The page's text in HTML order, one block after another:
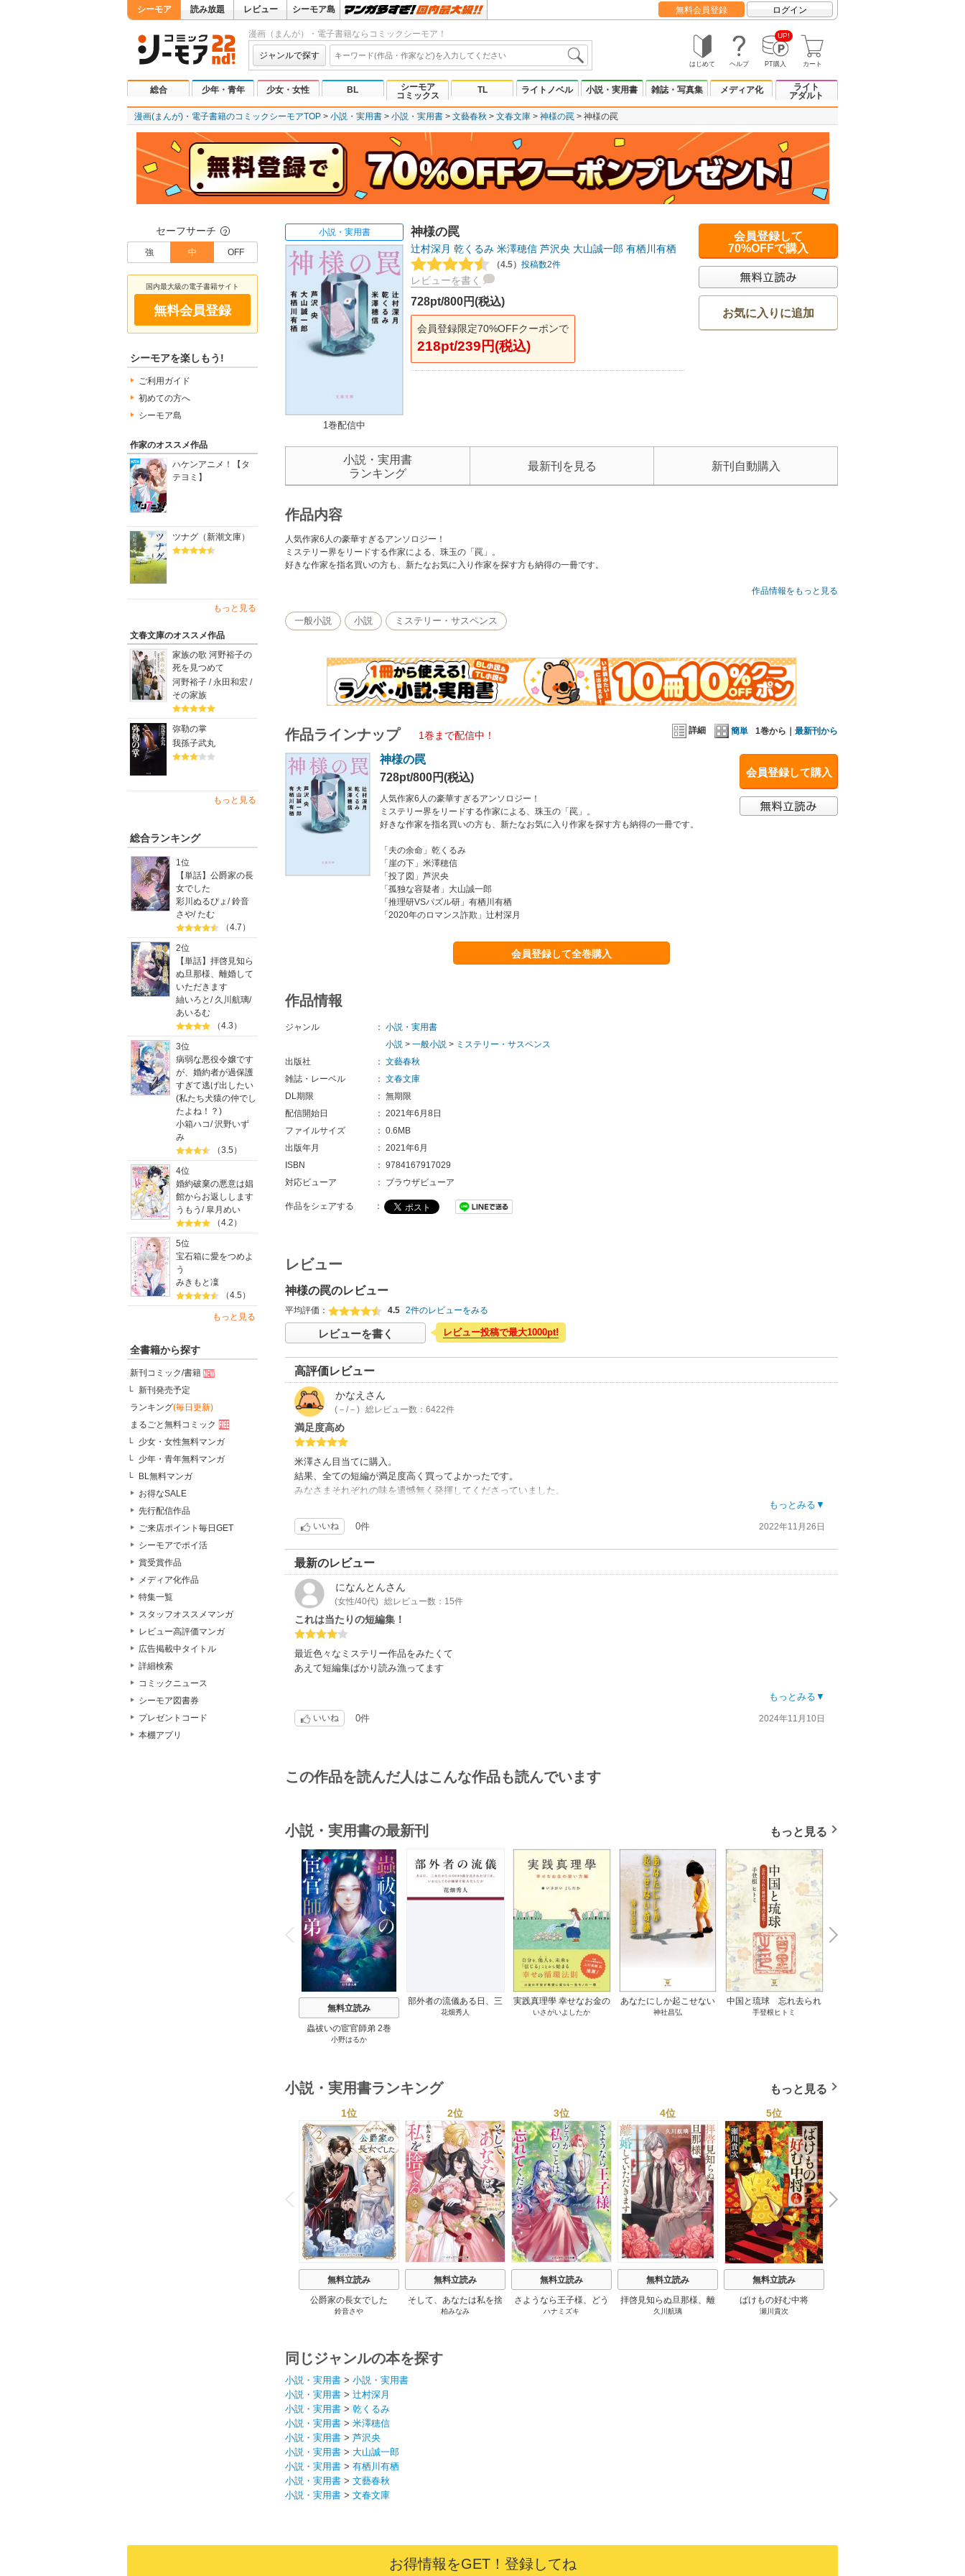
シーモア 読み放題 レビュー シーモア島 無料会員登録 ログイン
漫画（まんが）・電子書籍ならコミックシーモア！
ジャンルで探す
はじめて ヘルプ
UP!
PT購入 カート
総合 少年・青年 少女・女性 BL
シーモア
コミックス
TL ライトノベル 小説・実用書 雑誌・写真集 メディア化
ライト
アダルト
漫画(まんが)・電子書籍のコミックシーモアTOP 小説・実用書 小説・実用書 文藝春秋 文春文庫 神様の罠 神様の罠
セーフサーチ ？
強 中 OFF
国内最大級の電子書籍サイト
無料会員登録
シーモアを楽しもう!
ご利用ガイド
初めての方へ
シーモア島
作家のオススメ作品
ハケンアニメ！【タ
テヨミ】
ツナグ（新潮文庫）
もっと見る
文春文庫のオススメ作品
家族の歌 河野裕子の
死を見つめて
河野裕子 / 永田和宏 /
その家族
弥勒の掌
我孫子武丸
もっと見る
総合ランキング
1位
【単話】公爵家の長
女でした
彩川ぬるぴょ /鈴音
さや/たむ
（4.7）
2位
【単話】拝啓見知ら
ぬ旦那様、離婚して
いただきます
紬いろと / 久川航璃/
あいるむ
（4.3）
3位
病弱な悪役令嬢です
が、婚約者が過保護
すぎて逃げ出したい
(私たち犬猿の仲でし
たよね！？)
小箱ハコ/沢野いず
み
（3.5）
4位
婚約破棄の悪意は娼
館からお返しします
うもう /皐月めい
（4.2）
5位
宝石箱に愛をつめよ
う
みきもと凜
（4.5）
もっと見る
全書籍から探す
新刊コミック/書籍
新刊発売予定
ランキング(毎日更新)
まるごと無料コミック
少女・女性無料マンガ
少年・青年無料マンガ
BL無料マンガ
お得なSALE
先行配信作品
ご来店ポイント毎日GET
シーモアでポイ活
賞受賞作品
メディア化作品
特集一覧
スタッフオススメマンガ
レビュー高評価マンガ
広告掲載中タイトル
詳細検索
コミックニュース
シーモア図書券
プレゼントコード
本棚アプリ
小説・実用書
1巻配信中
神様の罠
辻村深月 乾くるみ 米澤穂信 芦沢央 大山誠一郎 有栖川有栖
（4.5） 投稿数2件
レビューを書く
728pt/800円(税込)
会員登録限定70%OFFクーポンで
218pt/239円(税込)
会員登録して
70%OFFで購入
お気に入りに追加
小説・実用書
ランキング
最新刊を見る 新刊自動購入
作品内容
人気作家6人の豪華すぎるアンソロジー！
ミステリー界をリードする作家による、珠玉の「罠」。
好きな作家を指名買いの方も、新たなお気に入り作家を探す方も納得の一冊です。
「投了図」芦沢央
「孤独な容疑者」大山誠一郎
「2020年のロマンス詐欺」辻村深月
作品情報をもっと見る
一般小説 小説 ミステリー・サスペンス
詳細 簡単 1巻から｜ 最新刊から
作品ラインナップ 1巻まで配信中！
会員登録して購入
神様の罠
728pt/800円(税込)
人気作家6人の豪華すぎるアンソロジー！
ミステリー界をリードする作家による、珠玉の「罠」。
好きな作家を指名買いの方も、新たなお気に入り作家を探す方も納得の一冊です。
「夫の余命」乾くるみ
「崖の下」米澤穂信
「投了図」芦沢央
「孤独な容疑者」大山誠一郎
「推理研VSパズル研」有栖川有栖
「2020年のロマンス詐欺」辻村深月
会員登録して全巻購入
作品情報
ジャンル ： 小説・実用書
小説 > 一般小説 > ミステリー・サスペンス
出版社
： 文藝春秋
雑誌・レーベル
： 文春文庫
DL期限
： 無期限
配信開始日
： 2021年6月8日
ファイルサイズ
： 0.6MB
出版年月
： 2021年6月
ISBN
： 9784167917029
対応ビューア
： ブラウザビューア
作品をシェアする ：
レビュー
神様の罠のレビュー
平均評価： 4.5 2件のレビューをみる
レビューを書く レビュー投稿で最大1000pt!
高評価レビュー
かなえ さん
(－/－) 総レビュー数：6422件
満足度高め
米澤さん目当てに購入。
結果、全ての短編が満足度高く買ってよかったです。
みなさまそれぞれの味を遺憾無く発揮してくださっていました。
コロナ禍が題材になっているものもあり、今が旬です！！！
もっとみる▼
いいね 0件 2022年11月26日
最新のレビュー
になんとんさん
(女性/40代) 総レビュー数：15件
これは当たりの短編集！
最近色々なミステリー作品をみたくて
あえて短編集ばかり読み漁ってます
各作品とても作家さんらしい作品ばかり
もっとみる▼
いいね 0件 2024年11月10日
この作品を読んだ人はこんな作品も読んでいます
小説・実用書の最新刊 もっと見る
P
r
e
v
i
o
u
s
無料立読み
蟲祓いの宦官師弟 2巻
小野はるか
部外者の流儀ある日、三
木たかしの5000曲を託さ
花畑秀人
実践真理學 幸せなお金の
使い方編 1巻
いさがいよしたか
あなたにしか起こせない
奇跡 1巻
神社昌弘
中国と琉球 忘れ去られ
た冊封史―魂の進化― 1
手登根ヒトミ
N
e
x
t
小説・実用書ランキング もっと見る
P
r
e
v
i
o
u
s
1位
無料立読み
公爵家の長女でした
鈴音さや
2位
無料立読み
そして、あなたは私を捨
てる
柏みなみ
3位
無料立読み
さようなら王子様、どう
か私のことは忘れてくだ
ハナミズキ
4位
無料立読み
拝啓見知らぬ旦那様、離
婚していただきます
久川航璃
5位
無料立読み
ばけもの好む中将
瀬川貴次
N
e
x
t
同じジャンルの本を探す
小説・実用書 > 小説・実用書
小説・実用書 > 辻村深月
小説・実用書 > 乾くるみ
小説・実用書 > 米澤穂信
小説・実用書 > 芦沢央
小説・実用書 > 大山誠一郎
小説・実用書 > 有栖川有栖
小説・実用書 > 文藝春秋
小説・実用書 > 文春文庫
お得情報をGET！登録してね